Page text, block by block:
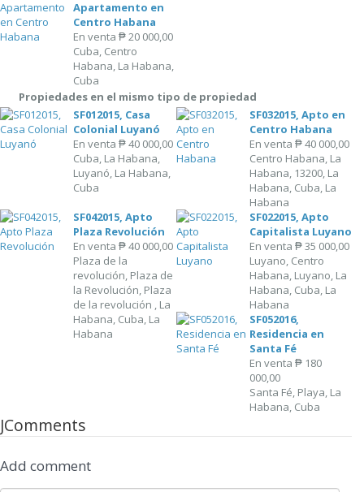
Apartamento en
Centro Habana
En venta₱ 20 000,00
Cuba, Centro
Habana, La Habana,
Cuba
Propiedades en el mismo tipo de propiedad
SF012015, Casa
Colonial Luyanó
En venta₱ 40 000,00
Cuba, La Habana,
Luyanó, La Habana,
Cuba
SF032015, Apto en
Centro Habana
En venta ₱ 40 000,00
Centro Habana, La
Habana, 13200, La
Habana, Cuba, La
Habana
SF042015, Apto
Plaza Revolución
En venta₱ 40 000,00
Plaza de la
revolución, Plaza de
la Revolución, Plaza
de la revolución , La
Habana, Cuba, La
Habana
SF022015, Apto
Capitalista Luyano
En venta ₱ 35 000,00
Luyano, Centro
Habana, Luyano, La
Habana, Cuba, La
Habana
SF052016,
Residencia en
Santa Fé
En venta ₱ 180
000,00
Santa Fé, Playa, La
Habana, Cuba
JComments
Add comment